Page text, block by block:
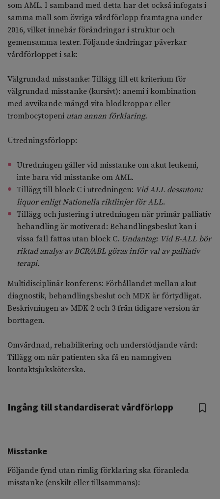
som AML. I samband med detta har det också infogats i
samma mall som övriga vårdförlopp framtagna under
2016, vilket innebär förändringar i struktur och
gemensamma texter. Följande ändringar påverkar
vårdförloppet i sak:
Välgrundad misstanke: Tillägg till ett kriterium för
välgrundad misstanke (kursivt): anemi i kombination
med avvikande mängd vita blodkroppar eller
trombocytopeni utan annan förklaring.
Utredningsförlopp:
Utredningen gäller vid misstanke om akut leukemi,
inte bara vid misstanke om AML.
Tillägg till block C i utredningen: Vid ALL dessutom:
liquor enligt Nationella riktlinjer för ALL.
Tillägg och justering i utredningen när primär palliativ
behandling är motiverad: Behandlingsbeslut kan i
vissa fall fattas utan block C. Undantag: Vid B-ALL bör
riktad analys av BCR/ABL göras inför val av palliativ
terapi.
Multidisciplinär konferens: Förhållandet mellan akut
diagnostik, behandlingsbeslut och MDK är förtydligat.
Beskrivningen av MDK 2 och 3 från tidigare version är
borttagen.
Omvårdnad, rehabilitering och understödjande vård:
Tillägg om när patienten ska få en namngiven
kontaktsjuksköterska.
Ingång till standardiserat vårdförlopp
Misstanke
Följande fynd utan rimlig förklaring ska föranleda
misstanke (enskilt eller tillsammans):